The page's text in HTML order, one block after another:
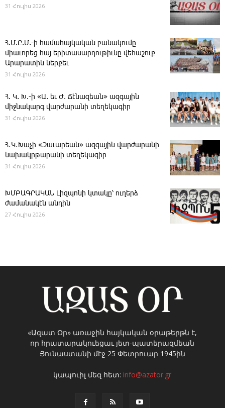
31 Հուլիս 2026
Հ.Մ.Ը.Մ.-ի համահայկական բանակումը
միաւորեց հայ երիտասարդութիւնը վեհաշուք
Արարատին ներքեւ
31 Հուլիս 2026
Հ. Կ. Խ.-ի «Ա. եւ Ժ. ­Ճէնազեան» ազգային
միջնակարգ վարժարանի տեղեկագիր
31 Հուլիս 2026
Հ․Կ․Խաչի «Զաւարեան» ազգային վարժարանի
նախակրթարանի տեղեկագիր
31 Հուլիս 2026
ԽՄԲԱԳՐԱԿԱՆ ­Լիզպոնի կտակը՝ ուղերձ
ժամանակէն անդին
27 Հուլիս 2026
«Ազատ Օր» առաջին հայկական օրաթերթն է,
որ հրատարակուեցաւ յետ-պատերազմեան
Յունաստանի մէջ 25 Փետրուար 1945ին
կապուիլ մեզ հետ:info@azator.gr